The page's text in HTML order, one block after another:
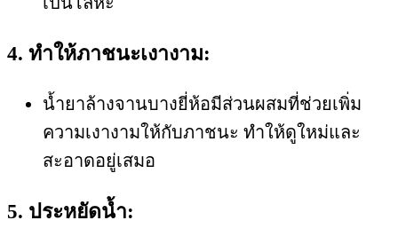
4. ทำให้ภาชนะเงางาม:
น้ำยาล้างจานบางยี่ห้อมีส่วนผสมที่ช่วยเพิ่ม
ความเงางามให้กับภาชนะ ทำให้ดูใหม่และ
สะอาดอยู่เสมอ
5. ประหยัดน้ำ: